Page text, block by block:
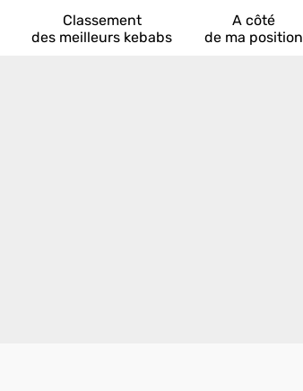
Classement
des meilleurs kebabs
A côté
de ma position